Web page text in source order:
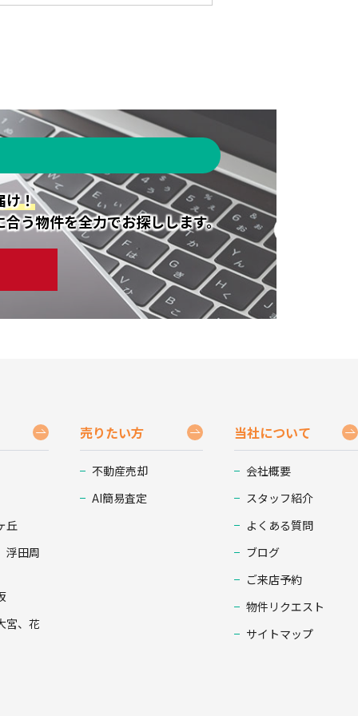
け！
う物件を全力でお探しします。
丘
浮田周
宮、花
売りたい方
不動産売却
AI簡易査定
当社について
会社概要
スタッフ紹介
よくある質問
ブログ
ご来店予約
物件リクエスト
サイトマップ